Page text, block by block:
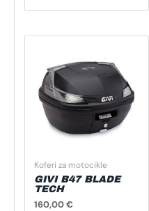
Koferi za motocikle
GIVI B47 BLADE
TECH
160,00€